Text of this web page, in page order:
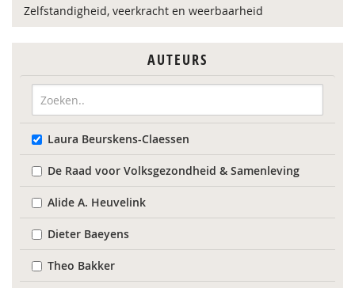
Zelfstandigheid, veerkracht en weerbaarheid
AUTEURS
Laura Beurskens-Claessen
De Raad voor Volksgezondheid & Samenleving
Alide A. Heuvelink
Dieter Baeyens
Theo Bakker